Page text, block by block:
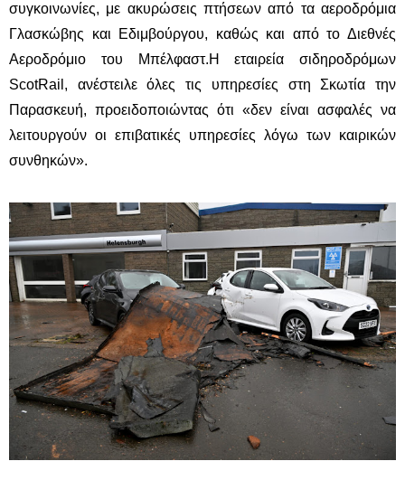
συγκοινωνίες, με ακυρώσεις πτήσεων από τα αεροδρόμια
Γλασκώβης και Εδιμβούργου, καθώς και από το Διεθνές
Αεροδρόμιο του Μπέλφαστ.Η εταιρεία σιδηροδρόμων
ScotRail, ανέστειλε όλες τις υπηρεσίες στη Σκωτία την
Παρασκευή, προειδοποιώντας ότι «δεν είναι ασφαλές να
λειτουργούν οι επιβατικές υπηρεσίες λόγω των καιρικών
συνθηκών».